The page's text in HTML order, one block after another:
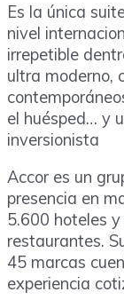
Es la única
nivel
irrepetible
ultra moderno,
el huésped… y
inversionista
Accor es un
presencia en
5.600 hoteles
restaurantes.
45 marcas
experiencia